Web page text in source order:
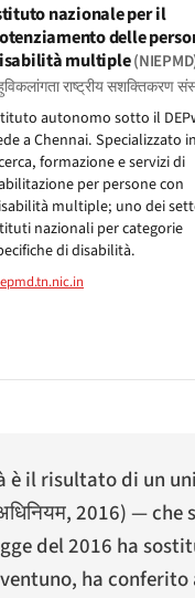
nazionale per il
delle
multiple
राष्ट्रीय सशक्तिकरण
autonomo sotto il
a Chennai. Specializzato in
formazione e servizi di
per persone con
multiple; uno dei
nazionali per categorie
di disabilità.
è il risultato di un
2016) — che
del 2016 ha
ha